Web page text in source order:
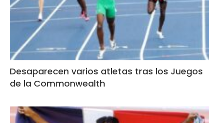
Desaparecen varios atletas tras los Juegos
de la Commonwealth